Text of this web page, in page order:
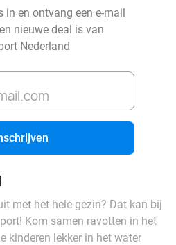
in en ontvang een e-mail
nieuwe deal is van
Nederland
met het hele gezin? Dat kan bij
Kom samen ravotten in het
kinderen lekker in het water